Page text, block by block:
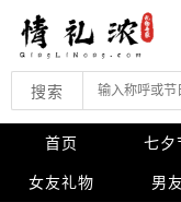
搜索
首页 七夕
女友礼物 男